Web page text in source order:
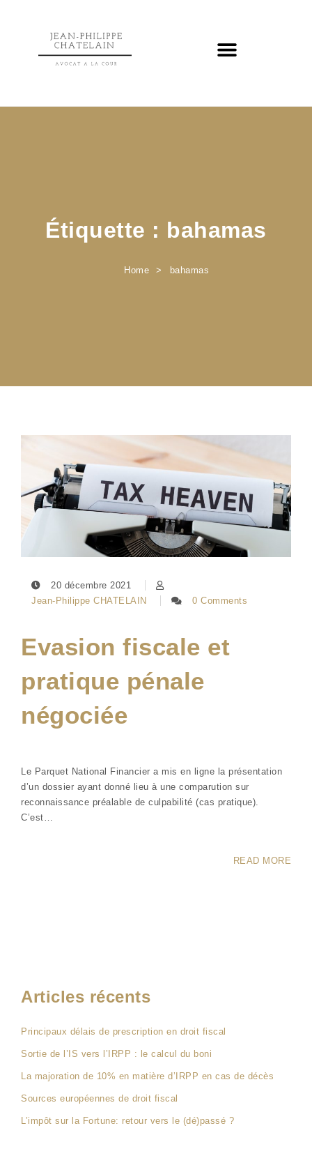
Étiquette : bahamas
Home bahamas
20 décembre 2021
Jean-Philippe CHATELAIN
0 Comments
Evasion fiscale et
pratique pénale
négociée
Le Parquet National Financier a mis en ligne la présentation
d’un dossier ayant donné lieu à une comparution sur
reconnaissance préalable de culpabilité (cas pratique).
C’est…
READ MORE
Articles récents
Principaux délais de prescription en droit fiscal
Sortie de l’IS vers l’IRPP : le calcul du boni
La majoration de 10% en matière d’IRPP en cas de décès
Sources européennes de droit fiscal
L’impôt sur la Fortune: retour vers le (dé)passé ?